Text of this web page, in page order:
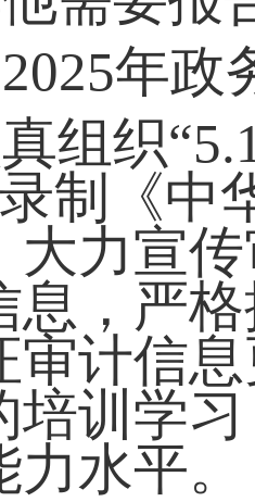
2025年
组织
制《中
大力宣
息，严
审计信
培训学
水平。